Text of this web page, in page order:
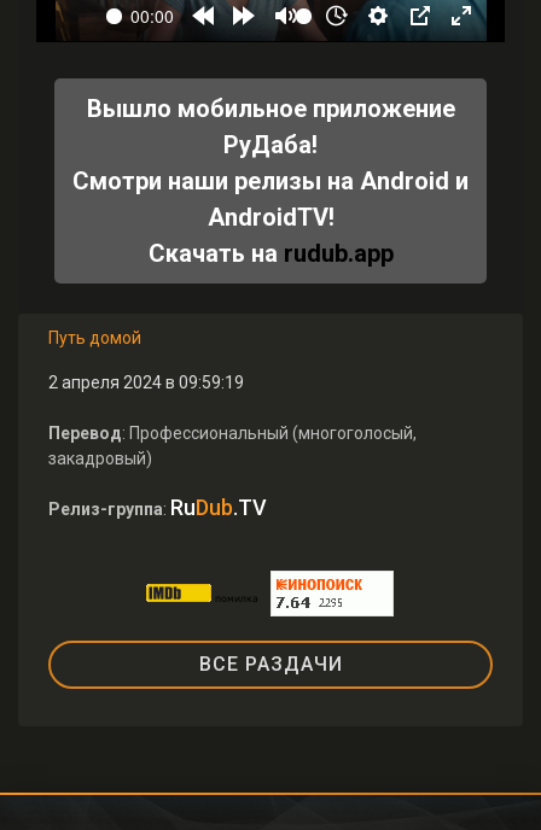
Вышло мобильное приложение
РуДаба!
Смотри наши релизы на Android и
AndroidTV!
Скачать на rudub.app
Путь домой
2 апреля 2024 в 09:59:19
Перевод: Профессиональный (многоголосый,
закадровый)
Релиз-группа: RuDub.TV
ВСЕ РАЗДАЧИ